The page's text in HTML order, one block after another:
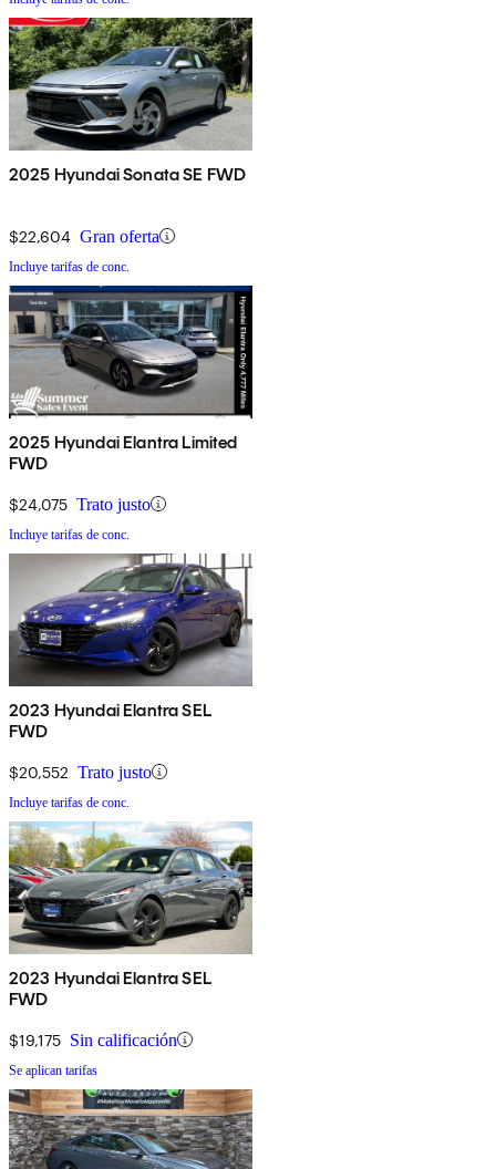
2025 Hyundai Sonata SE FWD
$22,604 Gran oferta
Incluye tarifas de conc.
2025 Hyundai Elantra Limited
FWD
$24,075 Trato justo
Incluye tarifas de conc.
2023 Hyundai Elantra SEL
FWD
$20,552 Trato justo
Incluye tarifas de conc.
2023 Hyundai Elantra SEL
FWD
$19,175 Sin calificación
Se aplican tarifas